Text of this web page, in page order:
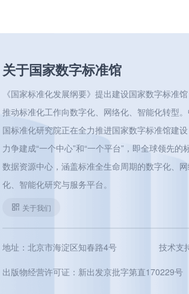
关于国家数字标准馆
《国家标准化发展纲要》提出建设国家数字标准馆
推动标准化工作向数字化、网络化、智能化转型。
国标准化研究院正在全力推进国家数字标准馆建设
力争建成“一个中心”和“一个平台”，即全球领先的
数据资源中心，涵盖标准全生命周期的数字化、
化、智能化研究与服务平台。
关于我们
地址：北京市海淀区知春路4号 技术支
出版物经营许可证：新出发京批字第直170229号